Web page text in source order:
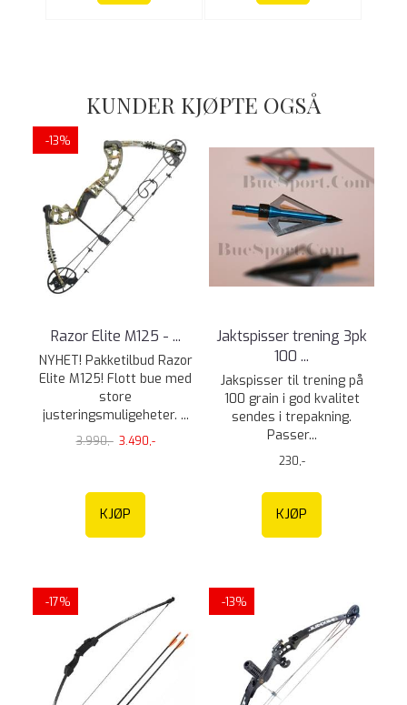
KUNDER KJØPTE OGSÅ
-13%
Razor Elite M125 - ...
NYHET! Pakketilbud Razor
Elite M125! Flott bue med
store
justeringsmuligeheter. ...
3.990,- 3.490,-
KJØP
Jaktspisser trening 3pk
100 ...
Jakspisser til trening på
100 grain i god kvalitet
sendes i trepakning.
Passer...
230,-
KJØP
-17% -13%